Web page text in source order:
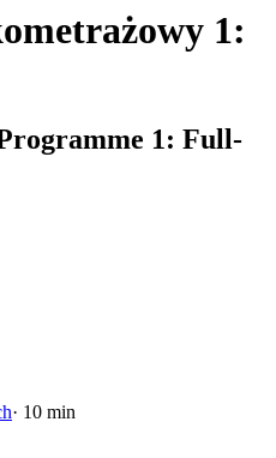
1:
1: Full-
· 10 min